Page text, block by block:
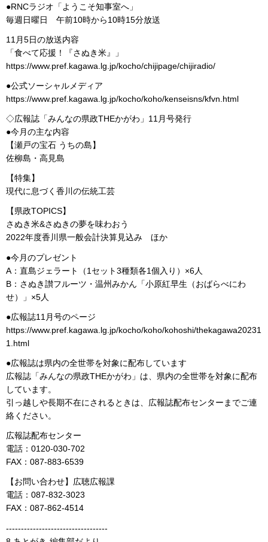
●RNCラジオ「ようこそ知事室へ」
毎週日曜日 午前10時から10時15分放送
11月5日の放送内容
「食べて応援！『さぬき米』」
https://www.pref.kagawa.lg.jp/kocho/chijipage/chijiradio/
●公式ソーシャルメディア
https://www.pref.kagawa.lg.jp/kocho/koho/kenseisns/kfvn.html
◇広報誌「みんなの県政THEかがわ」11月号発行
●今月の主な内容
【瀬戸の宝石 うちの島】
佐柳島・高見島
【特集】
現代に息づく香川の伝統工芸
【県政TOPICS】
さぬき米&さぬきの夢を味わおう
2022年度香川県一般会計決算見込み ほか
●今月のプレゼント
A：直島ジェラート（1セット3種類各1個入り）×6人
B：さぬき讃フルーツ・温州みかん「小原紅早生（おばらべにわ
せ）」×5人
●広報誌11月号のページ
https://www.pref.kagawa.lg.jp/kocho/koho/kohoshi/thekagawa20231
1.html
●広報誌は県内の全世帯を対象に配布しています
広報誌「みんなの県政THEかがわ」は、県内の全世帯を対象に配布
しています。
引っ越しや長期不在にされるときは、広報誌配布センターまでご連
絡ください。
広報誌配布センター
電話：0120-030-702
FAX：087-883-6539
【お問い合わせ】広聴広報課
電話：087-832-3023
FAX：087-862-4514
----------------------------------